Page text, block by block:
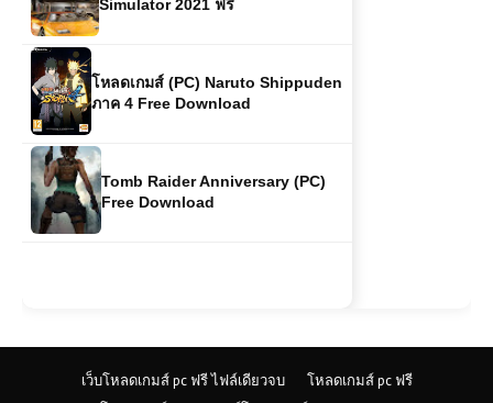
โหลดเกมส์ (PC) Naruto Shippuden
ภาค 4 Free Download
Tomb Raider Anniversary (PC)
เว็บโหลดเกมส์ pc ฟรี ไฟล์เดียวจบ
โหลดเกมส์ pc ฟรี